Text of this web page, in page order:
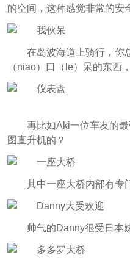
的空间，这种感觉非常的安
在岛波海道上骑行，你
（niao）口（le）呆的东西
再比如Aki一位车友的最
图直升机的？
其中一座大桥内部有专
帅气的Danny很受日本